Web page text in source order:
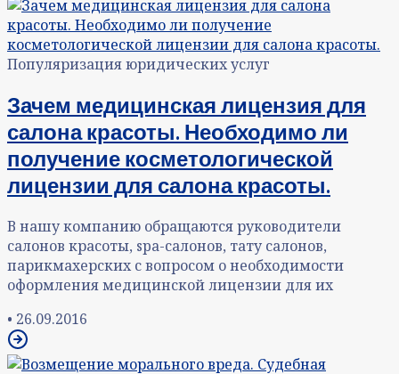
Популяризация юридических услуг
Зачем медицинская лицензия для
салона красоты. Необходимо ли
получение косметологической
лицензии для салона красоты.
В нашу компанию обращаются руководители
салонов красоты, spa-салонов, тату салонов,
парикмахерских с вопросом о необходимости
оформления медицинской лицензии для их
• 26.09.2016